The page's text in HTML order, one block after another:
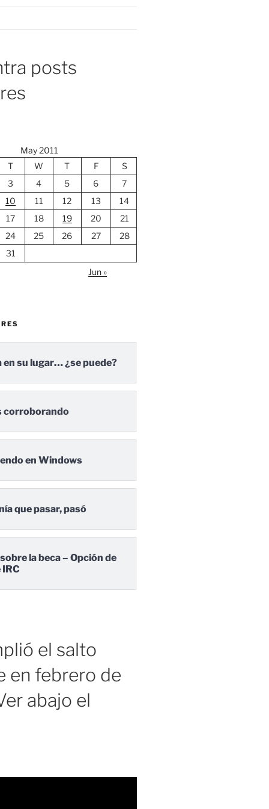
posts
May 2011
T
W T F
S
3
4 5 6
7
10
11 12 13
14
17
18 19 20
21
24
25 26 27
28
31
Jun »
en su lugar… ¿se puede?
corroborando
en Windows
que pasar, pasó
la beca – Opción de
el salto
en febrero de
abajo el